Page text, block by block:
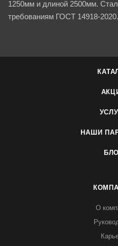
1250мм и длиной 2500мм.
требованиям ГОСТ 14918-2020.
НАШИ
О